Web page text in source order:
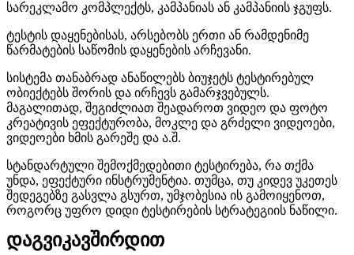
სარეკლამო კომპლექტს, კამპანიას ან კამპანიის ჯგუფს.
ტესტის დაყენებისას, არსებობს ერთი ან რამდენიმე
წარმატების საწომის დაყენების არჩევანი.
სისტემა თანაბრად ანაწილებს ბიუჯეტს ტესტირებულ
ობიექტებს შორის და ირჩევს გამარჯვებულს.
მაგალითად, შეგიძლიათ შეადაროთ ვიდეო და ფოტო
კრეატივის ეფექტურობა, მოკლე და გრძელი ვიდეოები,
ვიდეოები ხმის გარეშე და ა.შ.
სტანდარტული შემოქმედებითი ტესტირება, რა თქმა
უნდა, ეფექტური ინსტრუმენტია. თუმცა, თუ კიდევ უკეთეს
შედეგებზე გასვლა გსურთ, უმჯობესია ის გამოიყენოთ,
როგორც უფრო დიდი ტესტირების სტრატეგიის ნაწილი.
დაგვიკავშირდით